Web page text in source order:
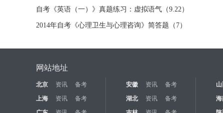
自考《英语（一）》真题练习：虚拟语气（9.22）
2014年自考《心理卫生与心理咨询》简答题（7）
网站地址
北京 资讯 备考 安徽 资讯 备考
上海
资讯 备考 湖北 资讯 备考